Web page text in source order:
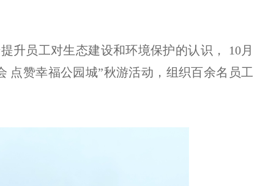
升员工对生态建设和环境保护的认识， 10月
点赞幸福公园城”秋游活动，组织百余名员工